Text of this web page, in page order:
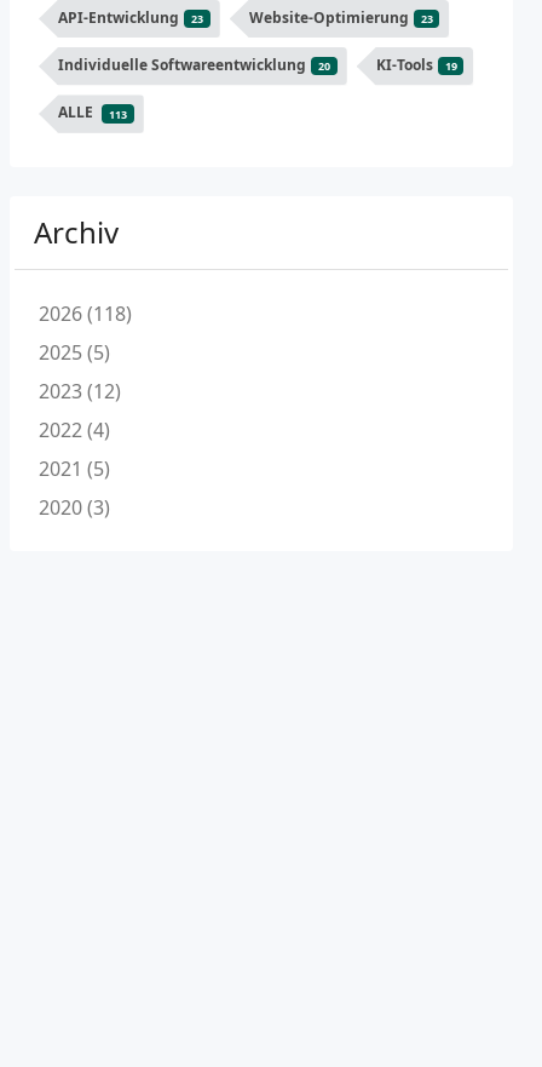
API-Entwicklung 23 Website-Optimierung 23
Individuelle Softwareentwicklung 20 KI-Tools 19
ALLE 113
Archiv
2026 (118)
2025 (5)
2023 (12)
2022 (4)
2021 (5)
2020 (3)